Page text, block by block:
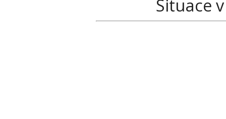
Situace